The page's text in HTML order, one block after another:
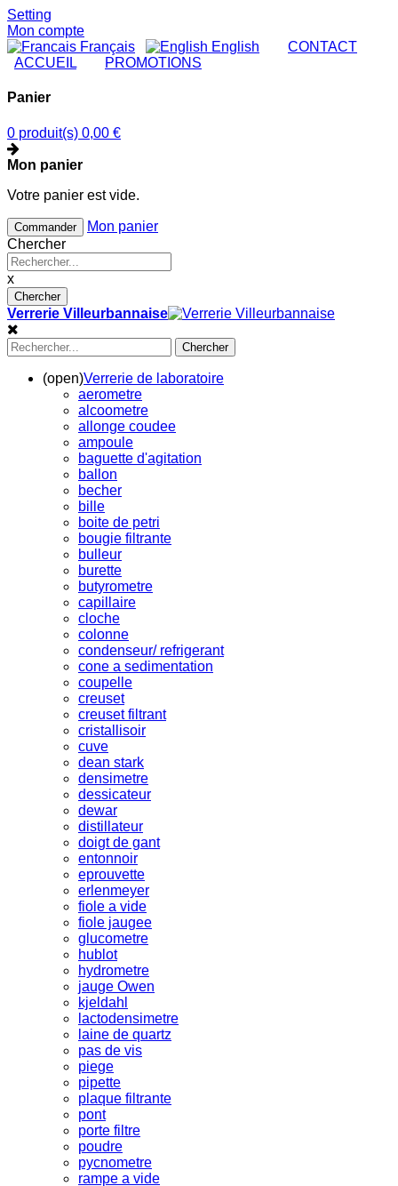
Setting
Mon compte
Français
English CONTACT
ACCUEIL
PROMOTIONS
Panier
0 produit(s) 0,00 €
Mon panier
Votre panier est vide.
Commander
Mon panier
Chercher
x
Chercher
Verrerie Villeurbannaise
Chercher
(open)Verrerie de laboratoire
aerometre
alcoometre
allonge coudee
ampoule
baguette d'agitation
ballon
becher
bille
boite de petri
bougie filtrante
bulleur
burette
butyrometre
capillaire
cloche
colonne
condenseur/ refrigerant
cone a sedimentation
coupelle
creuset
creuset filtrant
cristallisoir
cuve
dean stark
densimetre
dessicateur
dewar
distillateur
doigt de gant
entonnoir
eprouvette
erlenmeyer
fiole a vide
fiole jaugee
glucometre
hublot
hydrometre
jauge Owen
kjeldahl
lactodensimetre
laine de quartz
pas de vis
piege
pipette
plaque filtrante
pont
porte filtre
poudre
pycnometre
rampe a vide